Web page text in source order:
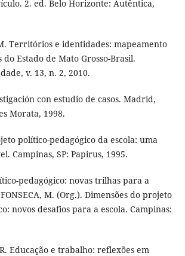
2. ed. Belo Horizonte: Autêntica,
Territórios e identidades: mapeamento
do Estado de Mato Grosso-Brasil.
v. 13, n. 2, 2010.
con estudio de casos. Madrid,
Morata, 1998.
político-pedagógico da escola: uma
Campinas, SP: Papirus, 1995.
pedagógico: novas trilhas para a
FONSECA, M. (Org.). Dimensões do projeto
novos desafios para a escola. Campinas:
Educação e trabalho: reflexões em